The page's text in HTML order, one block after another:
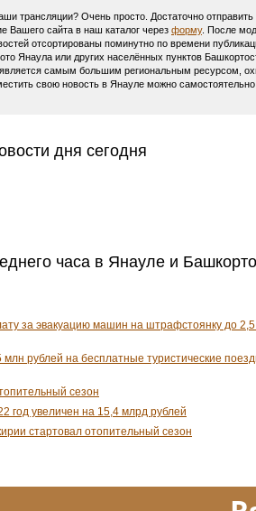
трансляции? Очень просто. Достаточно
Вашего сайта в наш каталог через форму. После
отсортированы поминутно по времени
Янаула или других населённых пунктов
самым большим региональным ресурсом,
свою новость в Янауле можно
дня сегодня
часа в Янауле и
за эвакуацию машин на штрафстоянку до
рублей на бесплатные туристические
сезон
год увеличен на 15,4 млрд рублей
стартовал отопительный сезон